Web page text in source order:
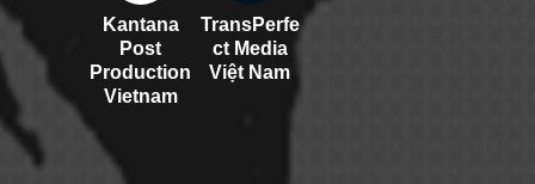
Kantana
Post
Production
Vietnam
TransPerfe
ct Media
Việt Nam